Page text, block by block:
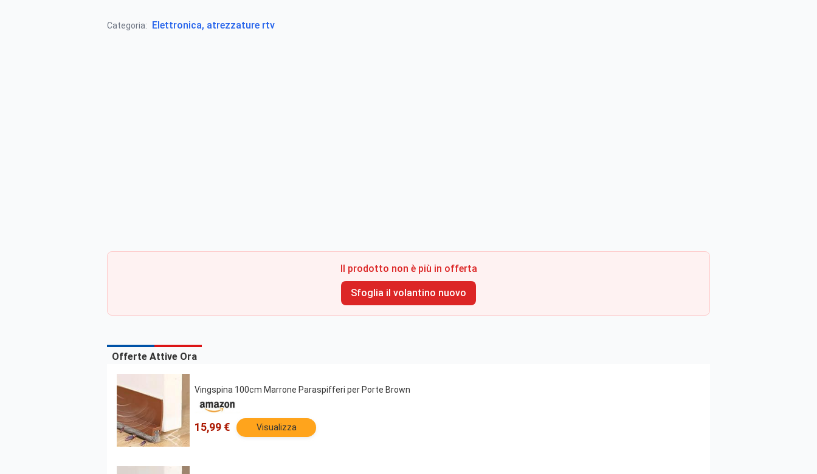
Categoria: Elettronica, atrezzature rtv
Il prodotto non è più in offerta
Sfoglia il volantino nuovo
Offerte Attive Ora
Vingspina 100cm Marrone Paraspifferi per Porte Brown
15,99 € Visualizza